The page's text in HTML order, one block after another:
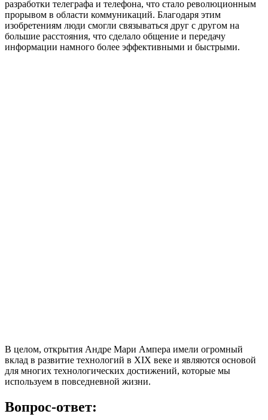
разработки телеграфа и телефона, что стало революционным
прорывом в области коммуникаций. Благодаря этим
изобретениям люди смогли связываться друг с другом на
большие расстояния, что сделало общение и передачу
информации намного более эффективными и быстрыми.
В целом, открытия Андре Мари Ампера имели огромный
вклад в развитие технологий в XIX веке и являются основой
для многих технологических достижений, которые мы
используем в повседневной жизни.
Вопрос-ответ: